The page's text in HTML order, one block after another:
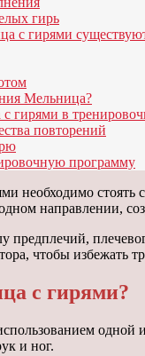
гирь
с гирями
Мельница?
гирями в
повторений
программу
необходимо
направлении,
предплечий,
чтобы избежать
с гирями?
одной
и ног.